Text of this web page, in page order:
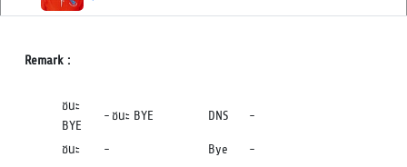
Remark :
ชนะ
BYE
-ชนะ BYE DNS
-
ชนะ
- Bye
-